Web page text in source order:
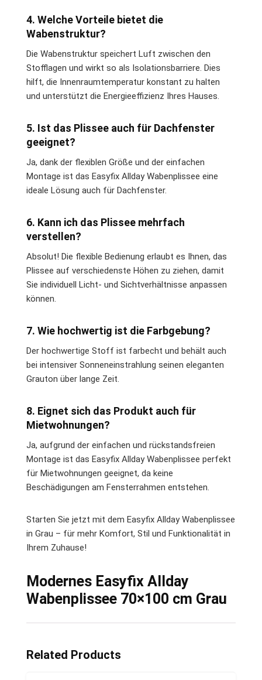
4. Welche Vorteile bietet die
Wabenstruktur?
Die Wabenstruktur speichert Luft zwischen den
Stofflagen und wirkt so als Isolationsbarriere. Dies
hilft, die Innenraumtemperatur konstant zu halten
und unterstützt die Energieeffizienz Ihres Hauses.
5. Ist das Plissee auch für Dachfenster
geeignet?
Ja, dank der flexiblen Größe und der einfachen
Montage ist das Easyfix Allday Wabenplissee eine
ideale Lösung auch für Dachfenster.
6. Kann ich das Plissee mehrfach
verstellen?
Absolut! Die flexible Bedienung erlaubt es Ihnen, das
Plissee auf verschiedenste Höhen zu ziehen, damit
Sie individuell Licht- und Sichtverhältnisse anpassen
können.
7. Wie hochwertig ist die Farbgebung?
Der hochwertige Stoff ist farbecht und behält auch
bei intensiver Sonneneinstrahlung seinen eleganten
Grauton über lange Zeit.
8. Eignet sich das Produkt auch für
Mietwohnungen?
Ja, aufgrund der einfachen und rückstandsfreien
Montage ist das Easyfix Allday Wabenplissee perfekt
für Mietwohnungen geeignet, da keine
Beschädigungen am Fensterrahmen entstehen.
Starten Sie jetzt mit dem Easyfix Allday Wabenplissee
in Grau – für mehr Komfort, Stil und Funktionalität in
Ihrem Zuhause!
Modernes Easyfix Allday
Wabenplissee 70×100 cm Grau
Related Products